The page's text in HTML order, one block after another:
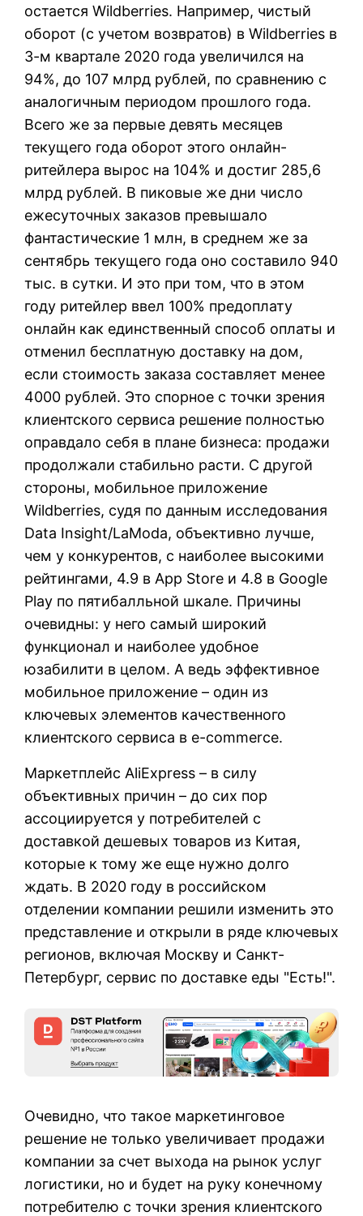
остается Wildberries. Например, чистый
оборот (с учетом возвратов) в Wildberries в
3-м квартале 2020 года увеличился на
94%, до 107 млрд рублей, по сравнению с
аналогичным периодом прошлого года.
Всего же за первые девять месяцев
текущего года оборот этого онлайн-
ритейлера вырос на 104% и достиг 285,6
млрд рублей. В пиковые же дни число
ежесуточных заказов превышало
фантастические 1 млн, в среднем же за
сентябрь текущего года оно составило 940
тыс. в сутки. И это при том, что в этом
году ритейлер ввел 100% предоплату
онлайн как единственный способ оплаты и
отменил бесплатную доставку на дом,
если стоимость заказа составляет менее
4000 рублей. Это спорное с точки зрения
клиентского сервиса решение полностью
оправдало себя в плане бизнеса: продажи
продолжали стабильно расти. С другой
стороны, мобильное приложение
Wildberries, судя по данным исследования
Data Insight/LaModa, объективно лучше,
чем у конкурентов, с наиболее высокими
рейтингами, 4.9 в App Store и 4.8 в Google
Play по пятибалльной шкале. Причины
очевидны: у него самый широкий
функционал и наиболее удобное
юзабилити в целом. А ведь эффективное
мобильное приложение – один из
ключевых элементов качественного
клиентского сервиса в e-commerce.
Маркетплейс AliExpress – в силу
объективных причин – до сих пор
ассоциируется у потребителей с
доставкой дешевых товаров из Китая,
которые к тому же еще нужно долго
ждать. В 2020 году в российском
отделении компании решили изменить это
представление и открыли в ряде ключевых
регионов, включая Москву и Санкт-
Петербург, сервис по доставке еды "Есть!".
Очевидно, что такое маркетинговое
решение не только увеличивает продажи
компании за счет выхода на рынок услуг
логистики, но и будет на руку конечному
потребителю с точки зрения клиентского